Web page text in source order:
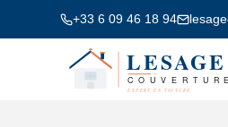
+33 6 09 46 18 94